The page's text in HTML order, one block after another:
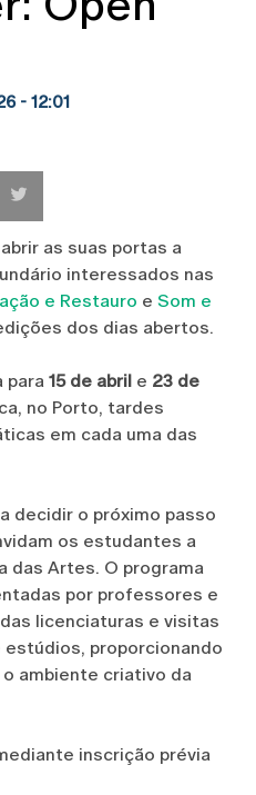
- 12:01
as suas portas a
interessados nas
e Restauro e Som e
dos dias abertos.
para 15 de abril e 23 de
no Porto, tardes
em cada uma das
decidir o próximo passo
os estudantes a
das Artes. O programa
por professores e
licenciaturas e visitas
proporcionando
ambiente criativo da
inscrição prévia